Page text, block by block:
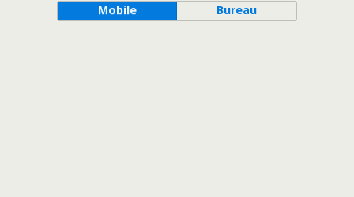
Mobile Bureau